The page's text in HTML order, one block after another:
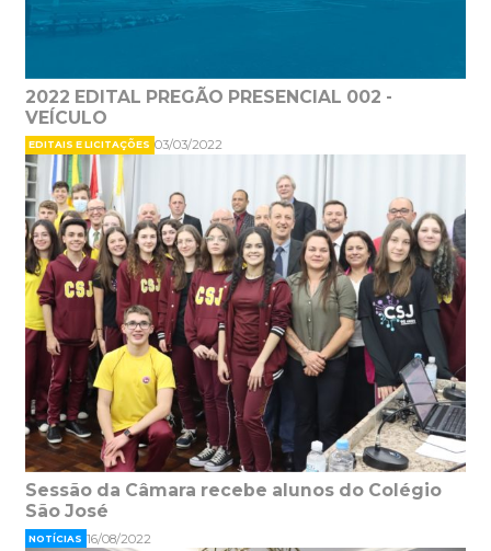
2022 EDITAL PREGÃO PRESENCIAL 002 -
VEÍCULO
EDITAIS E LICITAÇÕES 03/03/2022
Sessão da Câmara recebe alunos do Colégio
São José
NOTÍCIAS 16/08/2022